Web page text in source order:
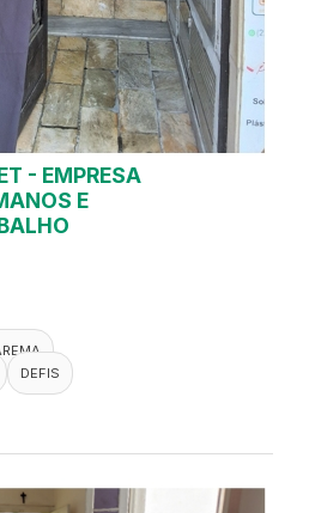
- EMPRESA
E
DEFIS